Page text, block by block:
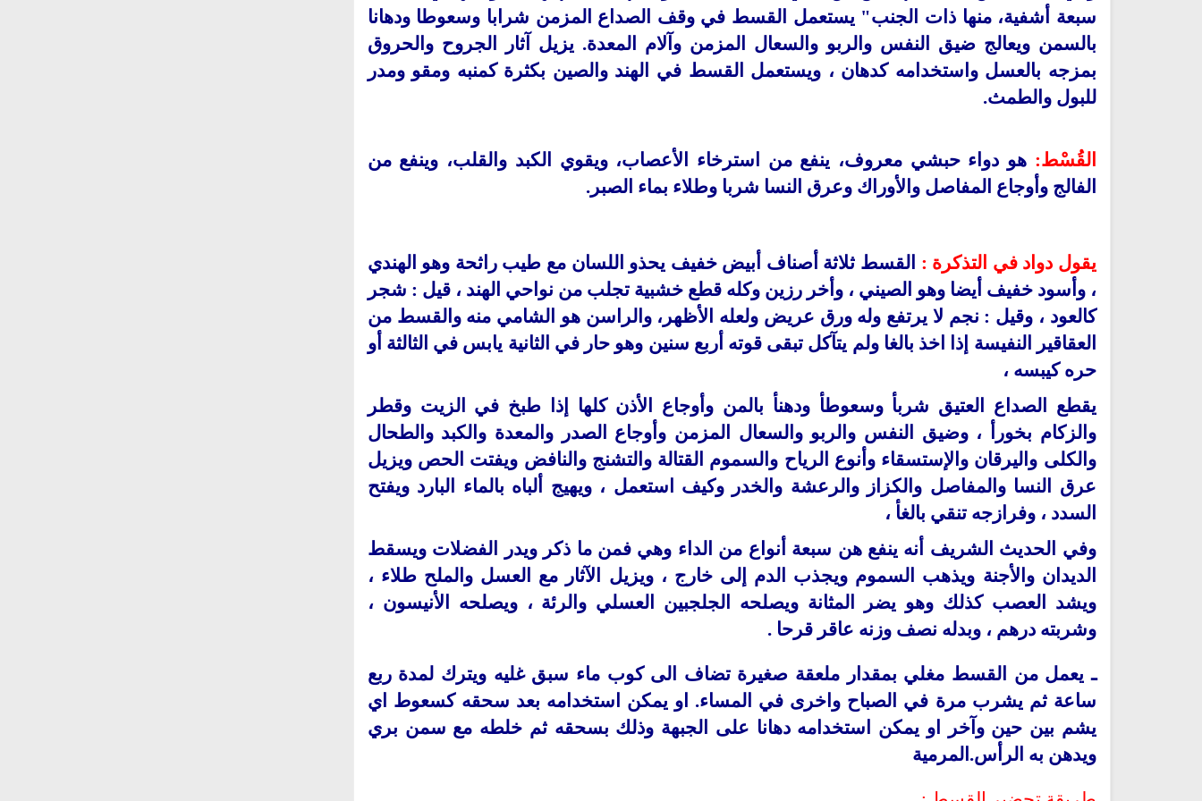
سبعة أشفية، منها ذات الجنب" يستعمل القسط في وقف الصداع المزمن شرابا وسعوطا ودهانا
بالسمن ويعالج ضيق النفس والربو والسعال المزمن وآلام
المعدة. يزيل آثار الجروح والحروق
بمزجه بالعسل واستخدامه كدهان ، ويستعمل القسط في
الهند والصين بكثرة كمنبه ومقو ومدر
للبول والطمث.
القُسْط: هو دواء حبشي معروف، ينفع من استرخاء الأعصاب، ويقوي الكبد والقلب، وينفع من
الفالج وأوجاع المفاصل والأوراك وعرق النسا شربا وطلاء بماء الصبر.
يقول دواد في التذكرة : القسط ثلاثة أصناف أبيض خفيف يحذو اللسان مع طيب راثحة وهو الهندي
، وأسود خفيف أيضا وهو الصيني ، وأخر رزين وكله قطع خشبية تجلب من نواحي الهند ، قيل : شجر
كالعود ، وقيل : نجم لا يرتفع وله ورق عريض ولعله الأظهر، والراسن هو الشامي منه والقسط من
العقاقير النفيسة إذا اخذ بالغا ولم يتآكل تبقى قوته أربع سنين وهو حار في الثانية يابس في الثالثة أو
حره كيبسه ،
يقطع الصداع العتيق شربأ وسعوطأ ودهنأ بالمن وأوجاع الأذن كلها إذا طبخ في الزيت وقطر
والزكام بخورأ ، وضيق النفس والربو والسعال المزمن وأوجاع الصدر والمعدة والكبد والطحال
والكلى واليرقان والإستسقاء وأنوع الرياح والسموم القتالة والتشنج والنافض ويفتت الحص ويزيل
عرق النسا والمفاصل والكزاز والرعشة والخدر وكيف استعمل ، ويهيج ألباه بالماء البارد ويفتح
السدد ، وفرازجه تنقي بالغأ ،
وفي الحديث الشريف أنه ينفع هن سبعة أنواع من الداء وهي فمن ما ذكر ويدر الفضلات ويسقط
الديدان والأجنة ويذهب السموم ويجذب الدم إلى خارج ، ويزيل الآثار مع العسل والملح طلاء ،
ويشد العصب كذلك وهو يضر المثانة ويصلحه الجلجبين العسلي والرئة ، ويصلحه الأنيسون ،
وشربته درهم ، وبدله نصف وزنه عاقر قرحا .
ـ يعمل من القسط مغلي بمقدار ملعقة صغيرة تضاف الى كوب ماء سبق غليه ويترك لمدة ربع
ساعة ثم يشرب مرة في الصباح واخرى في المساء. او يمكن استخدامه بعد سحقه كسعوط اي
يشم بين حين وآخر او يمكن استخدامه دهانا على الجبهة وذلك بسحقه ثم خلطه مع سمن بري
ويدهن به الرأس.المرمية